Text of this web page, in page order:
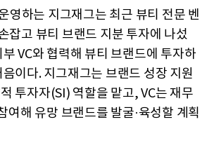
영하는 지그재그는 최근 뷰티 전문 벤
잡고 뷰티 브랜드 지분 투자에 나섰
VC와 협력해 뷰티 브랜드에 투자하
이다. 지그재그는 브랜드 성장 지원
투자자(SI) 역할을 맡고, VC는 재무
여해 유망 브랜드를 발굴·육성할 계획